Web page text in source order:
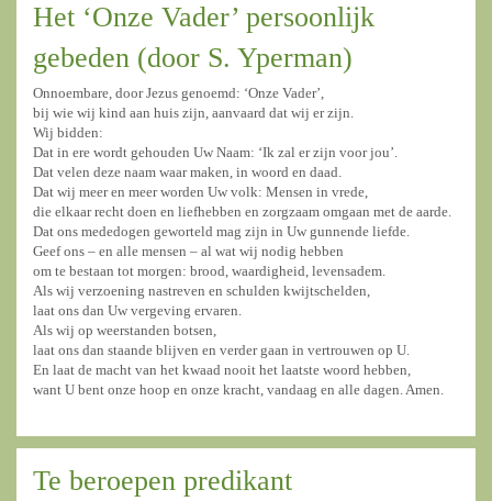
Het ‘Onze Vader’ persoonlijk
gebeden (door S. Yperman)
Onnoembare, door Jezus genoemd: ‘Onze Vader’,
bij wie wij kind aan huis zijn, aanvaard dat wij er zijn.
Wij bidden:
Dat in ere wordt gehouden Uw Naam: ‘Ik zal er zijn voor jou’.
Dat velen deze naam waar maken, in woord en daad.
Dat wij meer en meer worden Uw volk: Mensen in vrede,
die elkaar recht doen en liefhebben en zorgzaam omgaan met de aarde.
Dat ons mededogen geworteld mag zijn in Uw gunnende liefde.
Geef ons – en alle mensen – al wat wij nodig hebben
om te bestaan tot morgen: brood, waardigheid, levensadem.
Als wij verzoening nastreven en schulden kwijtschelden,
laat ons dan Uw vergeving ervaren.
Als wij op weerstanden botsen,
laat ons dan staande blijven en verder gaan in vertrouwen op U.
En laat de macht van het kwaad nooit het laatste woord hebben,
want U bent onze hoop en onze kracht, vandaag en alle dagen. Amen.
Te beroepen predikant